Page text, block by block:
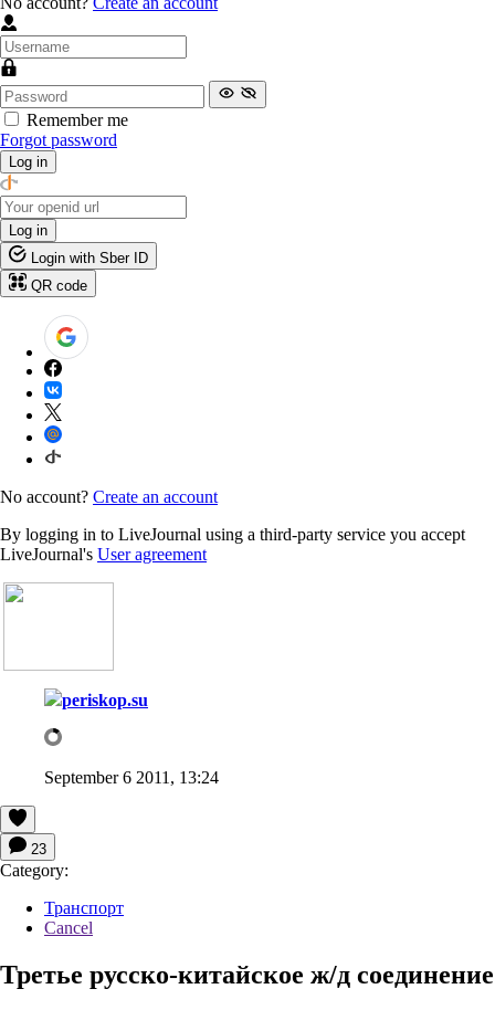
Remember me
Forgot password
Log in
Log in
Login with Sber ID
QR code
No account? Create an account
By logging in to LiveJournal using a third-party service you accept
LiveJournal's User agreement
periskop.su
September 6 2011, 13:24
23
Category:
Транспорт
Cancel
Третье русско-китайское ж/д соединение